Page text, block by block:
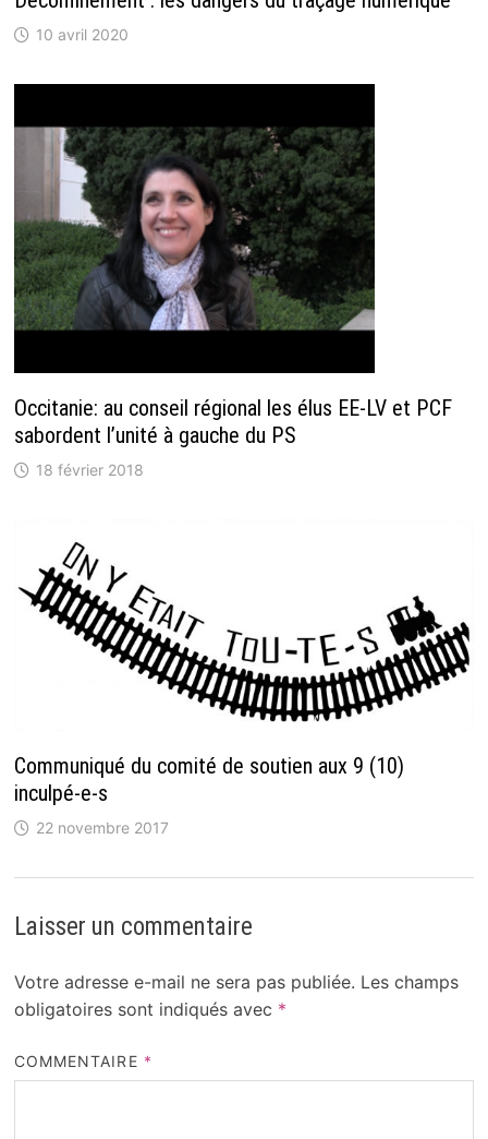
10 avril 2020
Occitanie: au conseil régional les élus EE-LV et PCF
sabordent l’unité à gauche du PS
18 février 2018
Communiqué du comité de soutien aux 9 (10)
inculpé-e-s
22 novembre 2017
Laisser un commentaire
Votre adresse e-mail ne sera pas publiée. Les champs
obligatoires sont indiqués avec *
COMMENTAIRE *